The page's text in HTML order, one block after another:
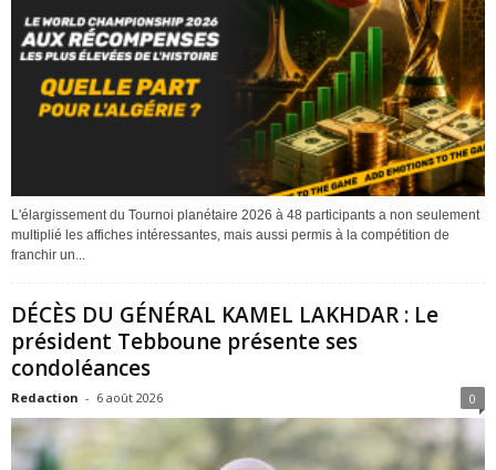
L'élargissement du Tournoi planétaire 2026 à 48 participants a non seulement
multiplié les affiches intéressantes, mais aussi permis à la compétition de
franchir un...
DÉCÈS DU GÉNÉRAL KAMEL LAKHDAR : Le
président Tebboune présente ses
condoléances
Redaction - 6 août 2026 0